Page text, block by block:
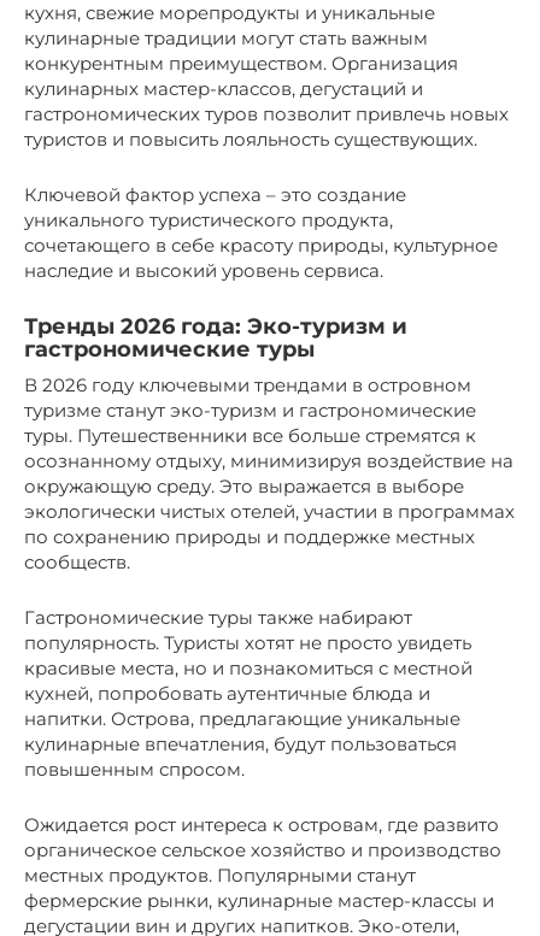
кухня, свежие морепродукты и уникальные
кулинарные традиции могут стать важным
конкурентным преимуществом. Организация
кулинарных мастер-классов, дегустаций и
гастрономических туров позволит привлечь новых
туристов и повысить лояльность существующих.
Ключевой фактор успеха – это создание
уникального туристического продукта,
сочетающего в себе красоту природы, культурное
наследие и высокий уровень сервиса.
Тренды 2026 года: Эко-туризм и
гастрономические туры
В 2026 году ключевыми трендами в островном
туризме станут эко-туризм и гастрономические
туры. Путешественники все больше стремятся к
осознанному отдыху, минимизируя воздействие на
окружающую среду. Это выражается в выборе
экологически чистых отелей, участии в программах
по сохранению природы и поддержке местных
сообществ.
Гастрономические туры также набирают
популярность. Туристы хотят не просто увидеть
красивые места, но и познакомиться с местной
кухней, попробовать аутентичные блюда и
напитки. Острова, предлагающие уникальные
кулинарные впечатления, будут пользоваться
повышенным спросом.
Ожидается рост интереса к островам, где развито
органическое сельское хозяйство и производство
местных продуктов. Популярными станут
фермерские рынки, кулинарные мастер-классы и
дегустации вин и других напитков. Эко-отели,